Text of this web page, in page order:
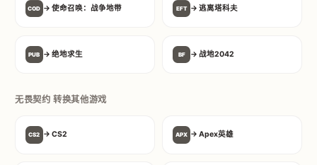
COD → 使命召唤：战争地带 EFT → 逃离塔科夫
PUB → 绝地求生 BF → 战地2042
无畏契约 转换其他游戏
CS2 → CS2 APX → Apex英雄